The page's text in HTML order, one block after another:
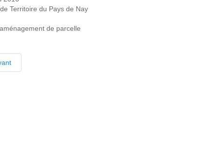
Territoire du Pays de Nay
de parcelle